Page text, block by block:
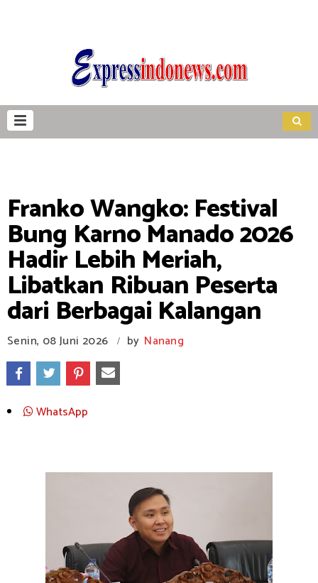
Franko Wangko: Festival
Bung Karno Manado 2026
Hadir Lebih Meriah,
Libatkan Ribuan Peserta
dari Berbagai Kalangan
Senin, 08 Juni 2026 / by Nanang
WhatsApp